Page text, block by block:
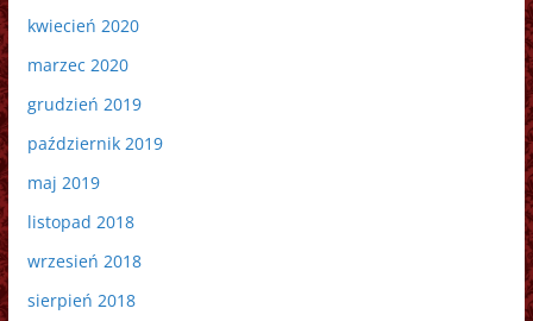
kwiecień 2020
marzec 2020
grudzień 2019
październik 2019
maj 2019
listopad 2018
wrzesień 2018
sierpień 2018